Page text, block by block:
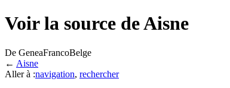
Voir la source de Aisne
De GeneaFrancoBelge
← Aisne
Aller à :navigation, rechercher